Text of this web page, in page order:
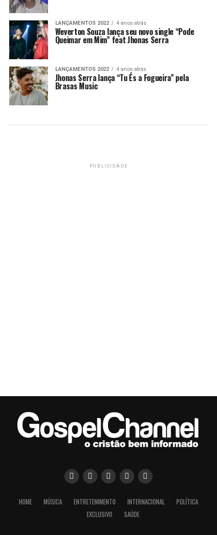
LANÇAMENTOS 2022 4 anos atrás
Weverton Souza lança seu novo single “Pode
Queimar em Mim” feat Jhonas Serra
LANÇAMENTOS 2022 4 anos atrás
Jhonas Serra lança “Tu És a Fogueira” pela
Brasas Music
PUBLICIDADE
HOME MÚSICA ENTRETENIMENTO INTERNACIONAL
POLÍTICA
EXCLUSIVO
SAÚDE